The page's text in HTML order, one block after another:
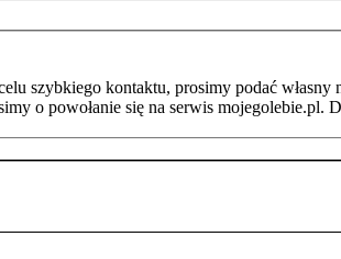
szybkiego kontaktu, prosimy podać
o powołanie się na serwis mojegolebie.pl.